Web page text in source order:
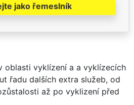
jako řemeslník
oblasti vyklízení a a vyklízecích
řadu dalších extra služeb, od
až po vyklizení před